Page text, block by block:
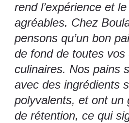
rend l’expérience et
agréables. Chez
pensons qu’un bon
de fond de toutes vos
culinaires. Nos pains
avec des ingrédients
polyvalents, et ont un
de rétention, ce qui